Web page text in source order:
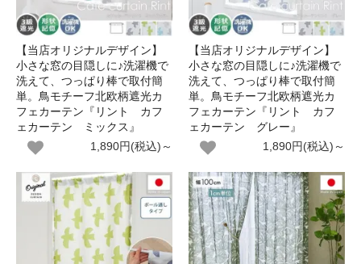
【当店オリジナルデザイン】
小さな窓の目隠しに♪洗濯機で
洗えて、つっぱり棒で取付簡
単。鳥モチーフ北欧柄遮光カ
フェカーテン『リント カフ
ェカーテン ミックス』
1,890円(税込)～
【当店オリジナルデザイン】
小さな窓の目隠しに♪洗濯機で
洗えて、つっぱり棒で取付簡
単。鳥モチーフ北欧柄遮光カ
フェカーテン『リント カフ
ェカーテン グレー』
1,890円(税込)～